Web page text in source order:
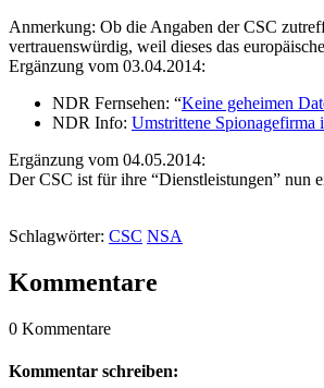
Anmerkung: Ob die Angaben der CSC
vertrauenswürdig, weil dieses das
Ergänzung vom 03.04.2014:
NDR Fernsehen: “Keine geheimen
NDR Info: Umstrittene
Ergänzung vom 04.05.2014:
Der CSC ist für ihre “Dienstleistungen” nun
Schlagwörter: CSC NSA
Kommentare
0 Kommentare
Kommentar schreiben: